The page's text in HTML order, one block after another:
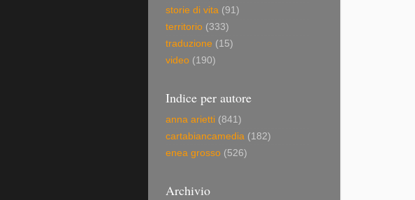
storie di vita (91)
territorio (333)
traduzione (15)
video (190)
Indice per autore
anna arietti (841)
cartabiancamedia (182)
enea grosso (526)
Archivio